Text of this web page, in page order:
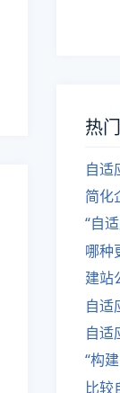
热
自适
“构